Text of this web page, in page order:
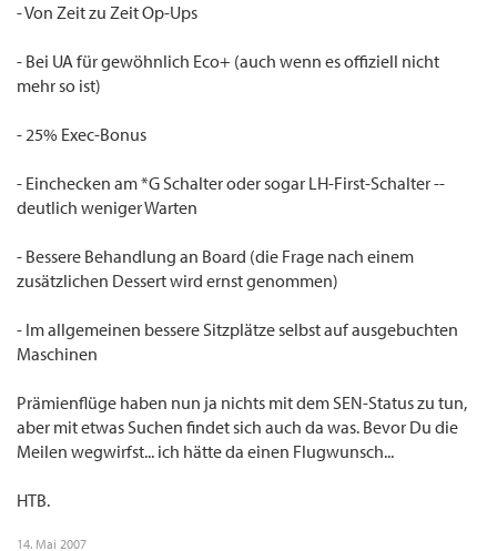
- Von Zeit zu Zeit Op-Ups
- Bei UA für gewöhnlich Eco+ (auch wenn es offiziell nicht
mehr so ist)
- 25% Exec-Bonus
- Einchecken am *G Schalter oder sogar LH-First-Schalter --
deutlich weniger Warten
- Bessere Behandlung an Board (die Frage nach einem
zusätzlichen Dessert wird ernst genommen)
- Im allgemeinen bessere Sitzplätze selbst auf ausgebuchten
Maschinen
Prämienflüge haben nun ja nichts mit dem SEN-Status zu tun,
aber mit etwas Suchen findet sich auch da was. Bevor Du die
Meilen wegwirfst... ich hätte da einen Flugwunsch...
HTB.
14. Mai 2007